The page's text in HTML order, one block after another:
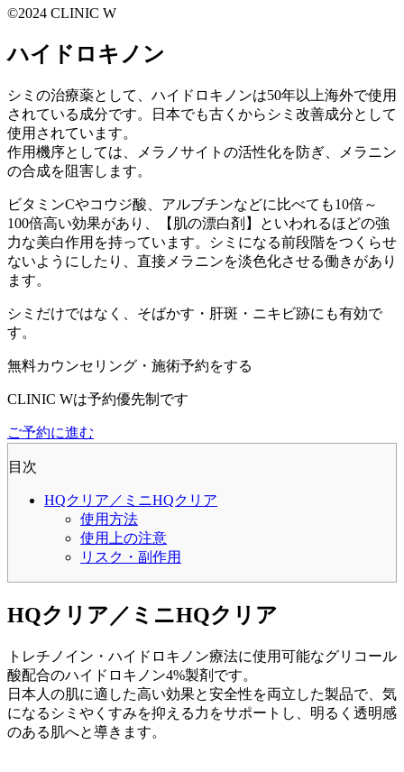
©2024 CLINIC W
ハイドロキノン
シミの治療薬として、ハイドロキノンは50年以上海外で使用
されている成分です。日本でも古くからシミ改善成分として
使用されています。
作用機序としては、メラノサイトの活性化を防ぎ、メラニン
の合成を阻害します。
ビタミンCやコウジ酸、アルブチンなどに比べても10倍～
100倍高い効果があり、【肌の漂白剤】といわれるほどの強
力な美白作用を持っています。シミになる前段階をつくらせ
ないようにしたり、直接メラニンを淡色化させる働きがあり
ます。
シミだけではなく、そばかす・肝斑・ニキビ跡にも有効で
す。
無料カウンセリング・施術予約をする
CLINIC Wは予約優先制です
ご予約に進む
目次
HQクリア／ミニHQクリア
使用方法
使用上の注意
リスク・副作用
HQクリア／ミニHQクリア
トレチノイン・ハイドロキノン療法に使用可能なグリコール
酸配合のハイドロキノン4%製剤です。
日本人の肌に適した高い効果と安全性を両立した製品で、気
になるシミやくすみを抑える力をサポートし、明るく透明感
のある肌へと導きます。